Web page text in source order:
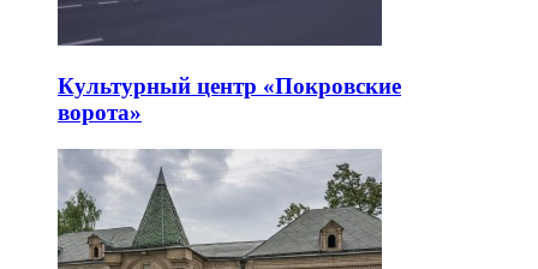
Культурный центр «Покровские
ворота»